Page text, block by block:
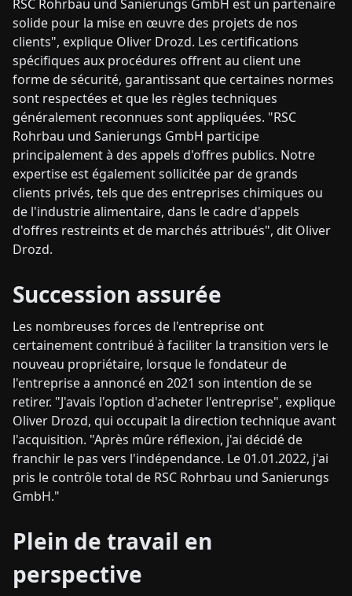
RSC Rohrbau und Sanierungs GmbH est un partenaire
solide pour la mise en œuvre des projets de nos
clients", explique Oliver Drozd. Les certifications
spécifiques aux procédures offrent au client une
forme de sécurité, garantissant que certaines normes
sont respectées et que les règles techniques
généralement reconnues sont appliquées. "RSC
Rohrbau und Sanierungs GmbH participe
principalement à des appels d'offres publics. Notre
expertise est également sollicitée par de grands
clients privés, tels que des entreprises chimiques ou
de l'industrie alimentaire, dans le cadre d'appels
d'offres restreints et de marchés attribués", dit Oliver
Drozd.
Succession assurée
Les nombreuses forces de l'entreprise ont
certainement contribué à faciliter la transition vers le
nouveau propriétaire, lorsque le fondateur de
l'entreprise a annoncé en 2021 son intention de se
retirer. "J'avais l'option d'acheter l'entreprise", explique
Oliver Drozd, qui occupait la direction technique avant
l'acquisition. "Après mûre réflexion, j'ai décidé de
franchir le pas vers l'indépendance. Le 01.01.2022, j'ai
pris le contrôle total de RSC Rohrbau und Sanierungs
GmbH."
Plein de travail en
perspective